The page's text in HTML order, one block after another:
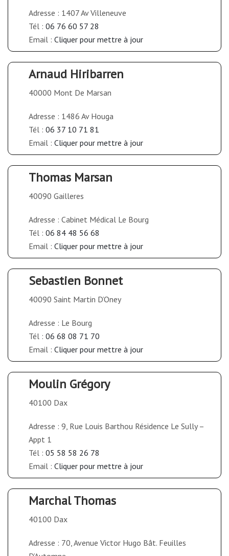
Adresse : 1407 Av Villeneuve
Tél : 06 76 60 57 28
Email : Cliquer pour mettre à jour
Arnaud Hiribarren
40000 Mont De Marsan
Adresse : 1486 Av Houga
Tél : 06 37 10 71 81
Email : Cliquer pour mettre à jour
Thomas Marsan
40090 Gailleres
Adresse : Cabinet Médical Le Bourg
Tél : 06 84 48 56 68
Email : Cliquer pour mettre à jour
Sebastien Bonnet
40090 Saint Martin D’Oney
Adresse : Le Bourg
Tél : 06 68 08 71 70
Email : Cliquer pour mettre à jour
Moulin Grégory
40100 Dax
Adresse : 9, Rue Louis Barthou Résidence Le Sully –
Appt 1
Tél : 05 58 58 26 78
Email : Cliquer pour mettre à jour
Marchal Thomas
40100 Dax
Adresse : 70, Avenue Victor Hugo Bât. Feuilles